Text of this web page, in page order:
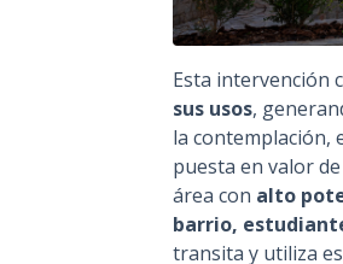
Esta intervención
sus usos,
la contemplación,
puesta en valor
área con alto
barrio,
transita y utiliza